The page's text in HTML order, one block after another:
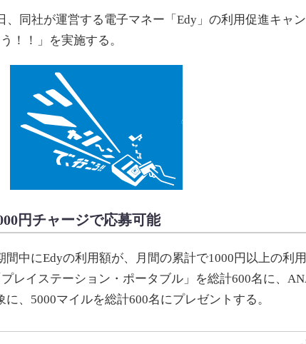
同社が運営する電子マネー「Edy」の利用促進キャ
！！」を実施する。
円チャージで応募可能
中にEdyの利用額が、月間の累計で1000円以上の利
レイステーション・ポータブル」を総計600名に、
、5000マイルを総計600名にプレゼントする。